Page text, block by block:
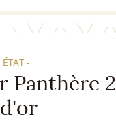
-
Panthère 2